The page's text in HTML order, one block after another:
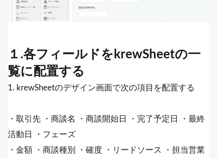
１.各フィールドをkrewSheetの一
覧に配置する
1. krewSheetのデザイン画面で次の項目を配置する
・取引先 ・商談名 ・商談開始日 ・完了予定日 ・最終
活動日 ・フェーズ
・金額 ・商談種別 ・確度 ・リードソース ・担当営業